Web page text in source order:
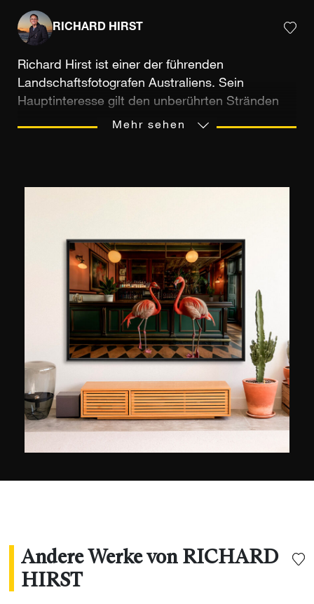
RICHARD HIRST
Richard Hirst ist einer der führenden
Landschaftsfotografen Australiens. Sein
Hauptinteresse gilt den unberührten Stränden
und Stadtlandschaften rund um Sydney, einer
machen, bevor er sie in einer Dunkelkammer im
Keller seiner Eltern entwickelte. Als Autodidakt
verdankt er sein Talent seiner im Laufe der Jahre
gesammelten Erfahrung und zahlreichen Treffen
mit anderen renommierten Künstlern des
Landes. Seine Bildersammlung steht jeden
Morgen vor Sonnenaufgang auf, um die Stadt in
einem anderen Licht und aus einem anderen
Blickwinkel einzufangen, und zeichnet ein
intensives Porträt der Megalopolis. Mit dem
Aufkommen sozialer Netzwerke und digitaler
Mehr sehen
Andere Werke von RICHARD
HIRST